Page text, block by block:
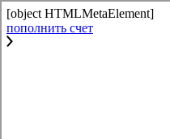
[object HTMLMetaElement]
пополнить счет